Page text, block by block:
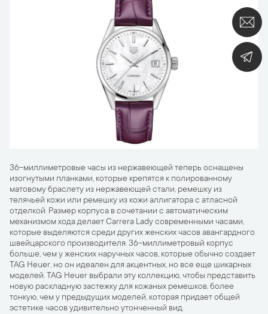
36-миллиметровые часы из нержавеющей теперь оснащены
изогнутыми планками, которые крепятся к полированному
матовому браслету из нержавеющей стали, ремешку из
телячьей кожи или ремешку из кожи аллигатора с атласной
отделкой. Размер корпуса в сочетании с автоматическим
механизмом хода делает Carrera Lady современными часами,
которые выделяются среди других женских часов авангардного
швейцарского производителя. 36-миллиметровый корпус
больше, чем у женских наручных часов, которые обычно создает
TAG Heuer, но он идеален для акцентных, но все еще шикарных
моделей. TAG Heuer выбрали эту коллекцию, чтобы представить
новую раскладную застежку для кожаных ремешков, более
тонкую, чем у предыдущих моделей, которая придает общей
эстетике часов удивительно утонченный вид.